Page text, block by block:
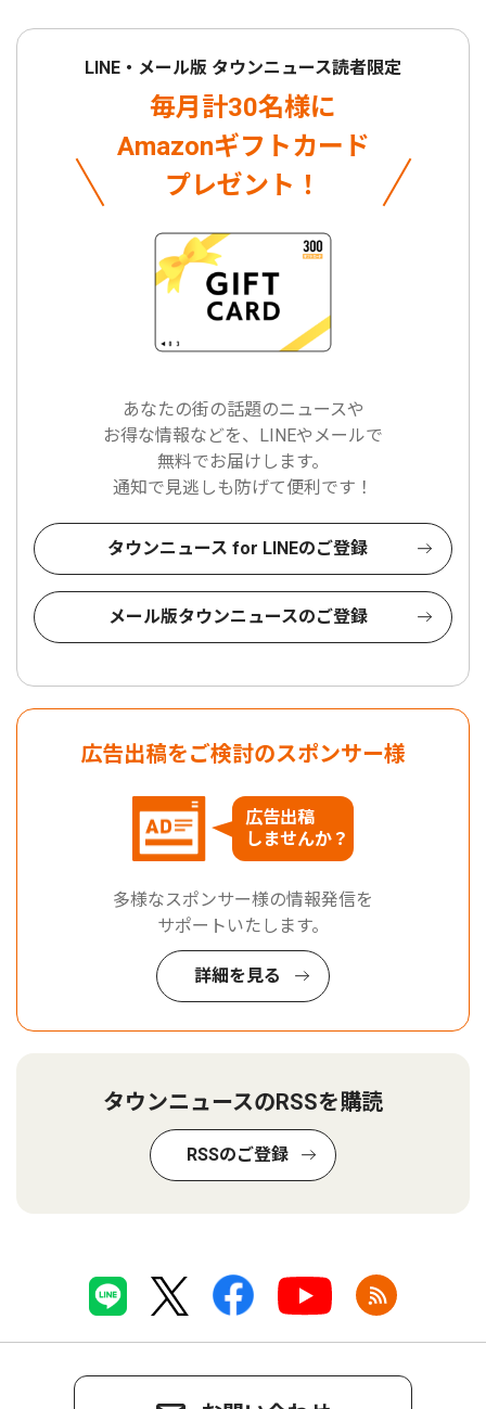
LINE・メール版 タウンニュース読者限定
毎月計30名様に
Amazonギフトカード
プレゼント！
あなたの街の話題のニュースや
お得な情報などを、LINEやメールで
無料でお届けします。
通知で見逃しも防げて便利です！
タウンニュース for LINEのご登録
メール版タウンニュースのご登録
広告出稿をご検討のスポンサー様
広告出稿
しませんか？
多様なスポンサー様の情報発信を
サポートいたします。
詳細を見る
タウンニュースのRSSを購読
RSSのご登録